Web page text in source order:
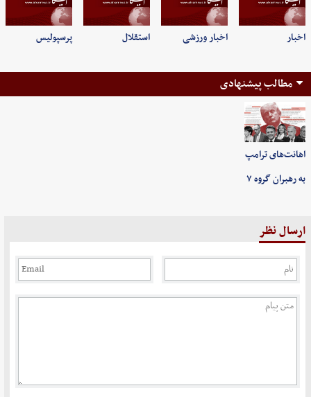
اخبار اخبار ورزشی استقلال پرسپولیس
مطالب پیشنهادی
اهانت‌های ترامپ
به رهبران گروه ۷
ارسال نظر